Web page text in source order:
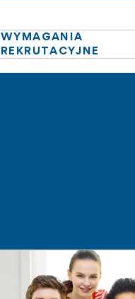
WYMAGANIA
REKRUTACYJNE